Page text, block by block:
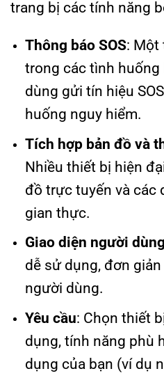
trang bị các tính năng
Thông báo SOS: Một
trong các tình huống
dùng gửi tín hiệu
huống nguy hiểm.
Tích hợp bản đồ và
Nhiều thiết bị hiện
đồ trực tuyến và các
gian thực.
Giao diện người dùng
dễ sử dụng, đơn
người dùng.
Yêu cầu: Chọn thiết
dụng, tính năng phù
dụng của bạn (ví dụ